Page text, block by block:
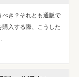
べき？それとも通販で
入する際、こうした